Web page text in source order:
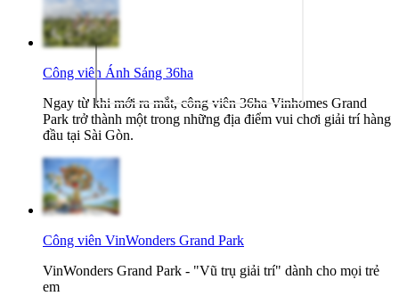
Công viên Ánh Sáng 36ha
Ngay từ khi mới ra mắt, công viên 36ha Vinhomes Grand
Park trở thành một trong những địa điểm vui chơi giải trí hàng
đầu tại Sài Gòn.
Công viên VinWonders Grand Park
VinWonders Grand Park - "Vũ trụ giải trí" dành cho mọi trẻ
em